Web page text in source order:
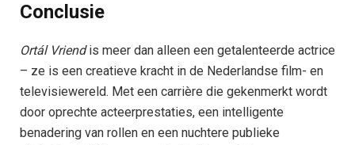
Conclusie
Ortál Vriendis meer dan alleen een getalenteerde actrice
– ze is een creatieve kracht in de Nederlandse film- en
televisiewereld. Met een carrière die gekenmerkt wordt
door oprechte acteerprestaties, een intelligente
benadering van rollen en een nuchtere publieke